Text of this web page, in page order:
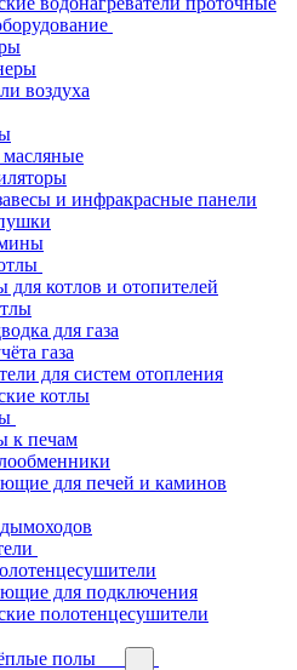
воздуха
и инфракрасные панели
для котлов и отопителей
для газа
газа
для систем отопления
котлы
к печам
для печей и каминов
для подключения
полотенцесушители
полы